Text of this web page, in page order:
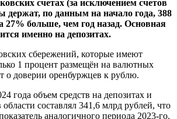
счетах (за исключением счетов
держат, по данным на начало года, 388
27% больше, чем год назад. Основная
именно на депозитах.
сбережений, которые имеют
1 процент размещён на валютных
о доверии оренбуржцев к рублю.
года объем средств на депозитах и
области составлял 341,6 млрд рублей, что
аналогичного периода 2023-го.